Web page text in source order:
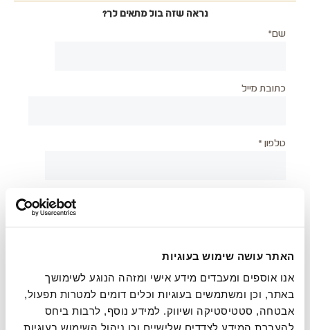
האתר עושה שימוש בעוגיות
נראה שזה בול מתאים לך?
שם*
כתובת מייל
טלפון *
צירוף קובץ
בעת שליחת טופס זה אני מאשר/ת כי קראתי אתמדיניות